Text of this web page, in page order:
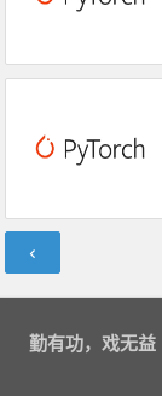
文章导航
勤有功，戏无益